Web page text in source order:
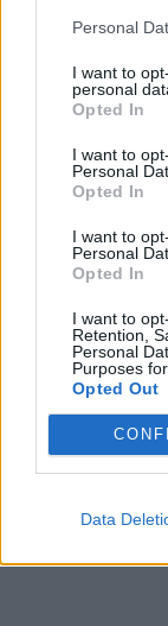
Personal
I want to
personal
Opted In
I want to
Personal
Opted In
I want to
Personal
Opted In
I want to
Retention,
Personal
Purposes
Opted Out
Data
mozgásfejlődés,
nem alkalmas még
Olyanok szoktak
kérdéseket. Néhány
jegyezte meg a
A Pedagógia
a pedagógusok
százaléka a